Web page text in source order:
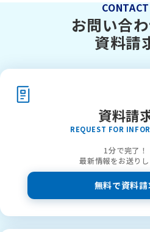
CONTACT
お問い合わ
資料請
資料請
REQUEST FOR
1分で完了！
最新情報をお送りし
無料で資料請